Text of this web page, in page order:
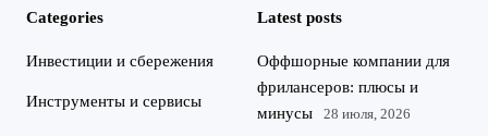
Categories
Инвестиции и сбережения
Инструменты и сервисы
Latest posts
Оффшорные компании для
фрилансеров: плюсы и
минусы
28 июля, 2026